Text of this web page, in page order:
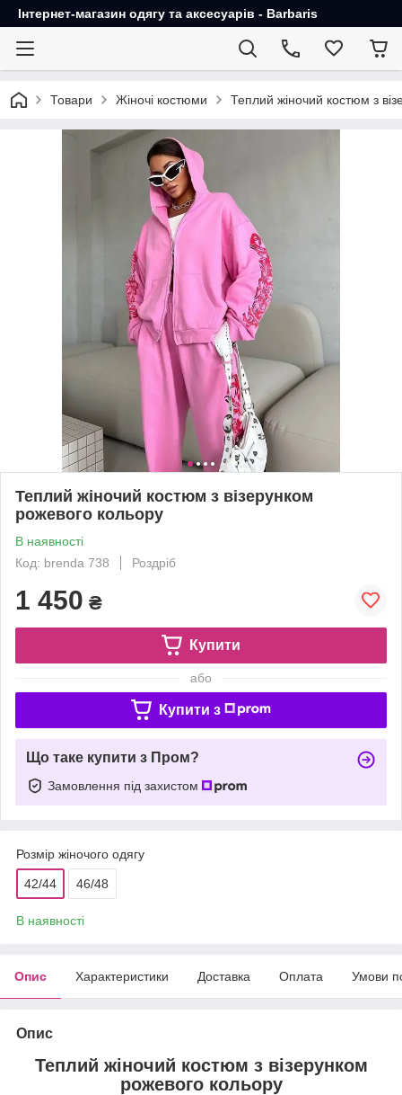
Інтернет-магазин одягу та аксесуарів - Barbaris
Товари Жіночі костюми Теплий жіночий костюм з
Теплий жіночий костюм з візерунком
рожевого кольору
В наявності
Код: brenda 738
Роздріб
1 450 ₴
Купити
або
Купити з
Що таке купити з Пром?
Замовлення під захистом
Розмір жіночого одягу
42/44 46/48
В наявності
Опис Характеристики Доставка Оплата Умови
Опис
Теплий жіночий костюм з візерунком
рожевого кольору